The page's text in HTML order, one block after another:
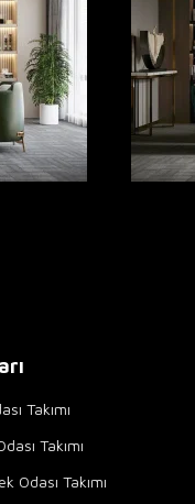
Takımı
Takımı
Odası Takımı